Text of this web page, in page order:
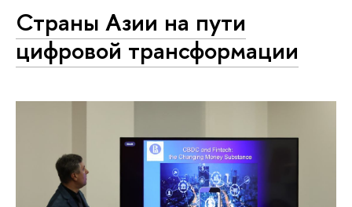
Страны Азии на пути
цифровой трансформации